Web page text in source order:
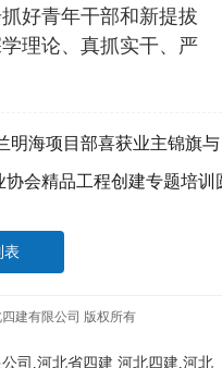
好青年干部和新提拔
理论、真抓实干、严
明海项目部喜获业主锦旗与
会精品工程创建专题培训
表
四建有限公司 版权所有
司,河北省四建 河北四建,河北